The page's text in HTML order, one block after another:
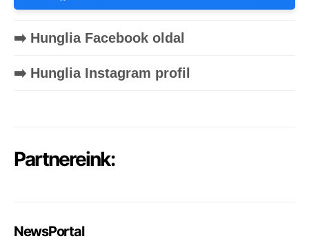
➡️ Hunglia Facebook oldal
➡️ Hunglia Instagram profil
Partnereink:
NewsPortal